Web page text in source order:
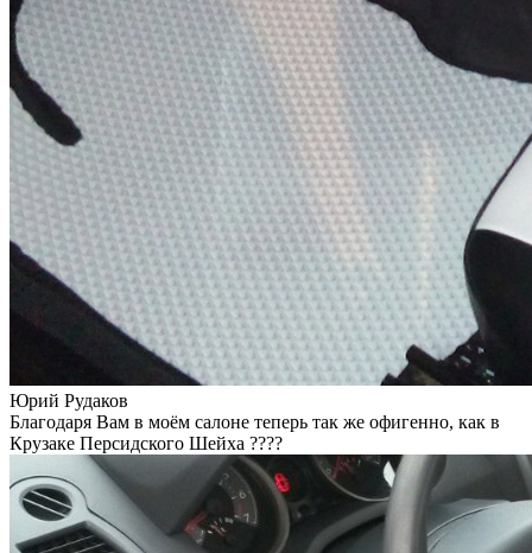
Юрий Рудаков
Благодаря Вам в моём салоне теперь так же офигенно, как в
Крузаке Персидского Шейха ????